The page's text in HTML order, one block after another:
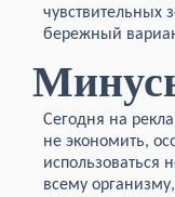
чувствительных
бережный
Сегодня на
не экономить,
использоваться
всему